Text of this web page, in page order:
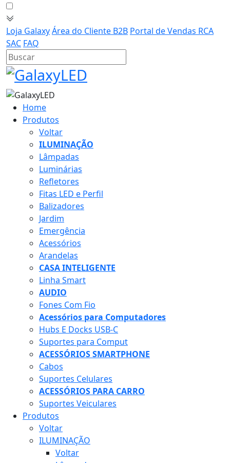
Loja GalaxyÁrea do Cliente B2B Portal de Vendas RCA
SAC FAQ
Home
Produtos
Voltar
ILUMINAÇÃO
Lâmpadas
Luminárias
Refletores
Fitas LED e Perfil
Balizadores
Jardim
Emergência
Acessórios
Arandelas
CASA INTELIGENTE
Linha Smart
AUDIO
Fones Com Fio
Acessórios para Computadores
Hubs E Docks USB-C
Suportes para Comput
ACESSÓRIOS SMARTPHONE
Cabos
Suportes Celulares
ACESSÓRIOS PARA CARRO
Suportes Veiculares
Produtos
Voltar
ILUMINAÇÃO
Voltar